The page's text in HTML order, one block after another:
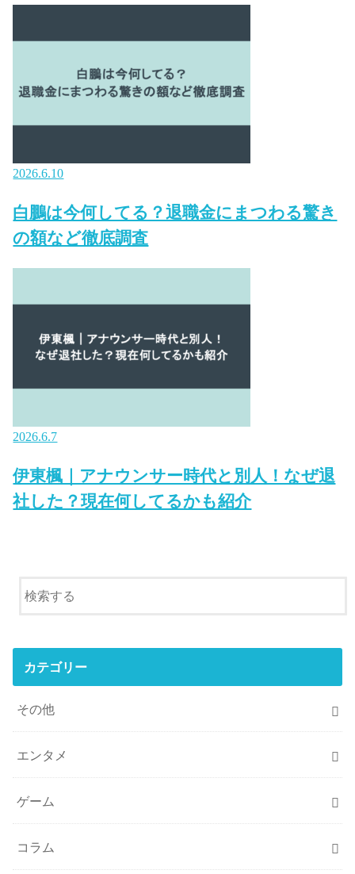
2026.6.10
白鵬は今何してる？退職金にまつわる驚き
の額など徹底調査
2026.6.7
伊東楓｜アナウンサー時代と別人！なぜ退
社した？現在何してるかも紹介
カテゴリー
その他
エンタメ
ゲーム
コラム